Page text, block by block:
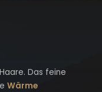
Das feine
Wärme